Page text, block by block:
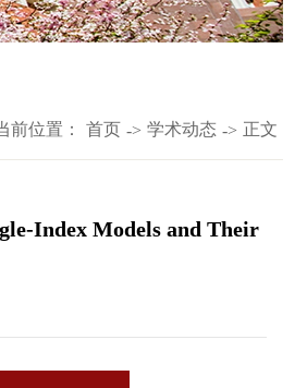
前位置： 首页 -> 学术动态 -> 正文
Index Models and Their